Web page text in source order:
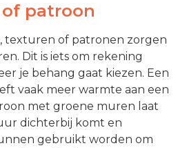
patroon
texturen of patronen zorgen
Dit is iets om rekening
je behang gaat kiezen. Een
vaak meer warmte aan een
met groene muren laat
dichterbij komt en
gebruikt worden om